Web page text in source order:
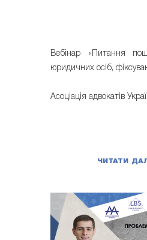
Вебінар «Питання
юридичних осіб,
Асоціація адвокатів
ЧИТАТИ